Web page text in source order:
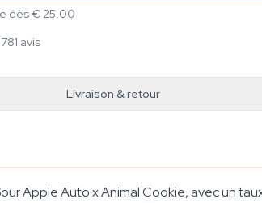
dès € 25,00
avis
Livraison & retour
Apple Auto x Animal Cookie, avec un